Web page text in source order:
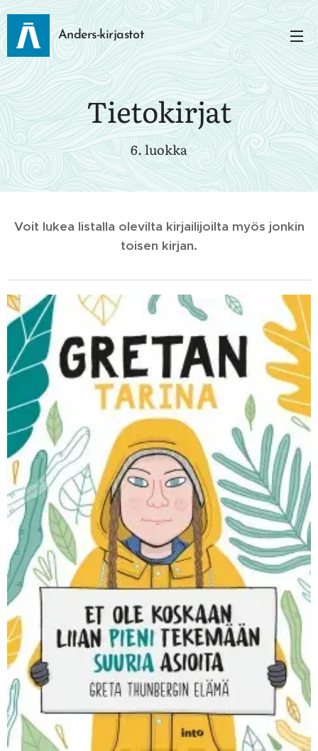
Anders-kirjastot
Tietokirjat
6. luokka
Voit lukea listalla olevilta kirjailijoilta myös jonkin
toisen kirjan.